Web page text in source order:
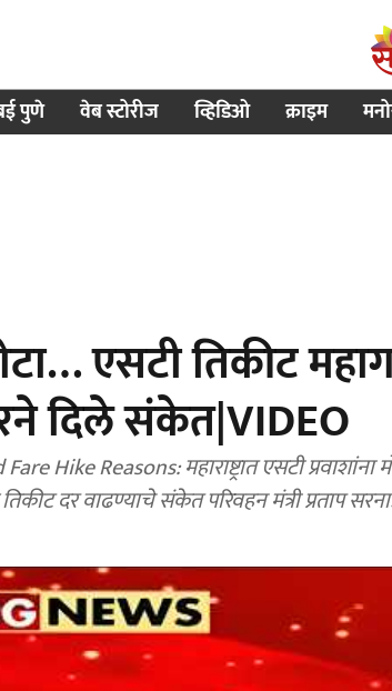
पुणे वेब स्टोरीज व्हिडिओ क्राइम
एसटी तिकीट
दिले संकेत|VIDEO
Hike Reasons: महाराष्ट्रात एसटी
दर वाढण्याचे संकेत परिवहन मंत्री प्रताप